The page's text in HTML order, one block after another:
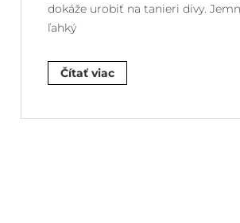
dokáže urobiť na tanieri divy.
ľahký
Čítať viac